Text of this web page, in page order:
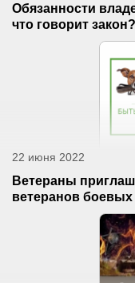
Обязанности
что говорит закон?
22 июня 2022
Ветераны
ветеранов боевых